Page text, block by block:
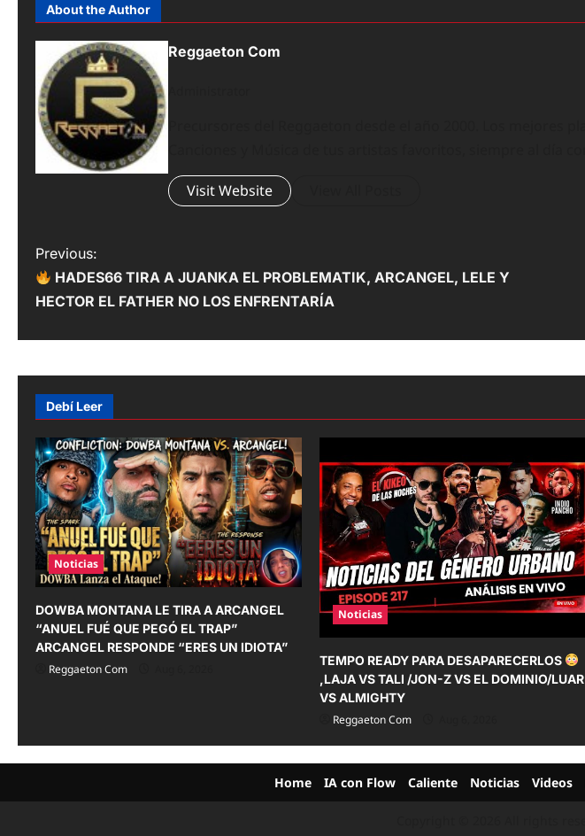
About the Author
Reggaeton Com
Visit Website
P
o
n
a
v
i
g
a
t
i
o
Previous:
HADES66 TIRA A JUANKA EL PROBLEMATIK, ARCANGEL, LELE Y
HECTOR EL FATHER NO LOS ENFRENTARÍA
Debí Leer
Noticias
DOWBA MONTANA LE TIRA A ARCANGEL
“ANUEL FUÉ QUE PEGÓ EL TRAP”
ARCANGEL RESPONDE “ERES UN IDIOTA”
Reggaeton Com
Noticias
TEMPO READY PARA DESAPARECERLOS
,LAJA VS TALI /JON-Z VS EL DOMINIO/LUAR
VS ALMIGHTY
Reggaeton Com
Home IA con Flow Caliente Noticias Videos